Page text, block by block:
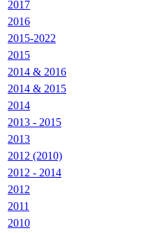
2017
2016
2015-2022
2015
2014 & 2016
2014 & 2015
2014
2013 - 2015
2013
2012 (2010)
2012 - 2014
2012
2011
2010